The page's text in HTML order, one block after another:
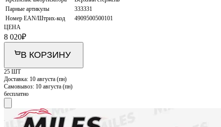
Парные артикулы
333331
Номер EAN/Штрих-код
4909500500101
ЦЕНА
8 020₽
В КОРЗИНУ
25 ШТ
Доставка: 10 августа (пн)
Самовывоз: 10 августа (пн)
бесплатно